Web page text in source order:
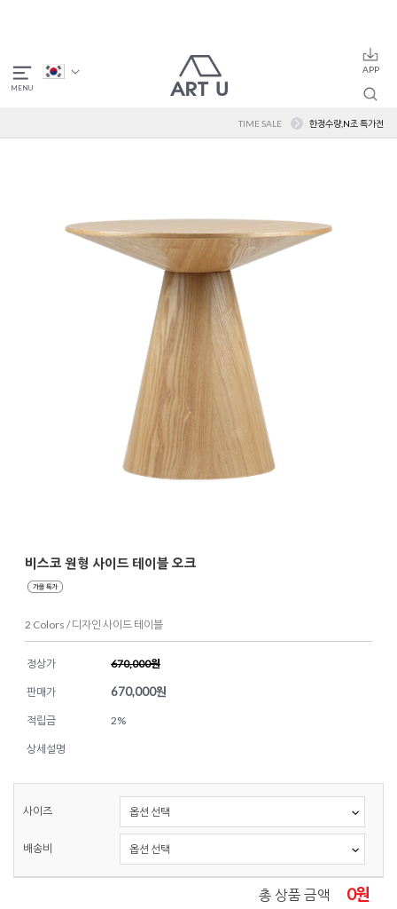
TIME SALE 한정수량,N조 특가전
비스코 원형 사이드 테이블 오크
2 Colors / 디자인 사이드 테이블
정상가 670,000원
판매가 670,000원
적립금 2%
상세설명
사이즈
배송비
총 상품 금액 0원